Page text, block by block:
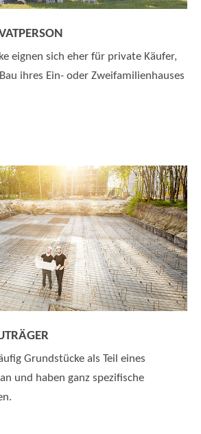
eignen sich eher für private Käufer,
ihres Ein- oder Zweifamilienhauses
Grundstücke als Teil eines
und haben ganz spezifische